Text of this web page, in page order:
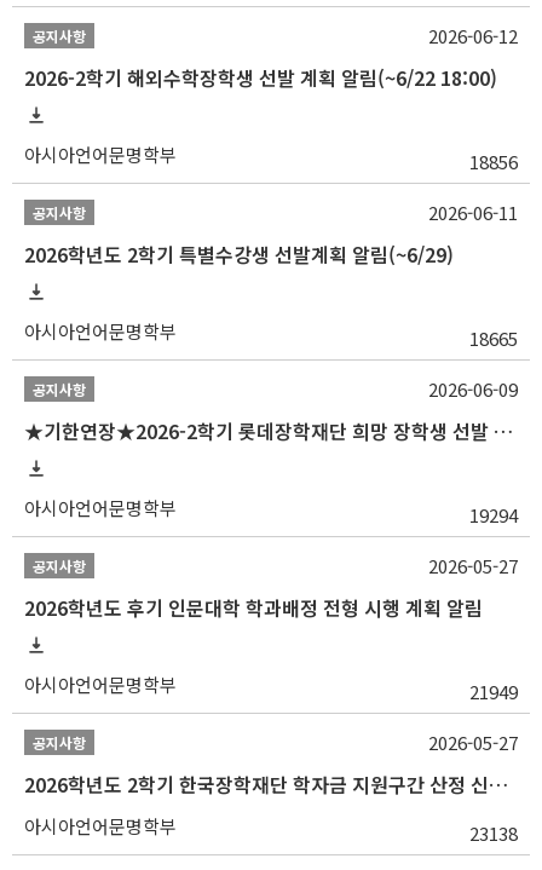
공지사항
2026-2학기 해외수학장학생 선발 계획 알림(~6/22 18:00)
아시아언어문명학부 18856
2026-06-12
공지사항
2026학년도 2학기 특별수강생 선발계획 알림(~6/29)
아시아언어문명학부 18665
2026-06-11
공지사항
★기한연장★2026-2학기 롯데장학재단 희망 장학생 선발 안내(~6/15
아시아언어문명학부 19294
2026-06-09
공지사항
2026학년도 후기 인문대학 학과배정 전형 시행 계획 알림
아시아언어문명학부 21949
2026-05-27
공지사항
2026학년도 2학기 한국장학재단 학자금 지원구간 산정 신청 안내
아시아언어문명학부 23138
2026-05-27